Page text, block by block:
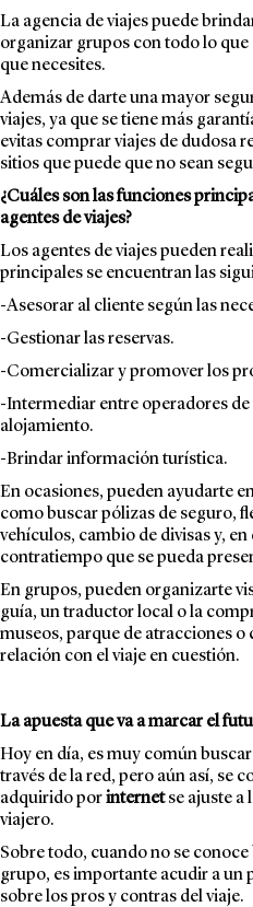
La agencia de viajes puede
organizar grupos con todo lo
que necesites.
Además de darte una mayor
viajes, ya que se tiene más
evitas comprar viajes de dudosa
sitios que puede que no sean
¿Cuáles son las funciones
agentes de viajes?
Los agentes de viajes pueden
principales se encuentran las
-Asesorar al cliente según las
-Gestionar las reservas.
-Comercializar y promover los
-Intermediar entre operadores
alojamiento.
-Brindar información turística.
En ocasiones, pueden ayudarte
como buscar pólizas de seguro,
vehículos, cambio de divisas y,
contratiempo que se pueda
En grupos, pueden organizarte
guía, un traductor local o la
museos, parque de atracciones
relación con el viaje en cuestión.
La apuesta que va a marcar el
Hoy en día, es muy común
través de la red, pero aún así, se
adquirido porinternetse ajuste a
viajero.
Sobre todo, cuando no se
grupo, es importante acudir a un
sobre los pros y contras del viaje.